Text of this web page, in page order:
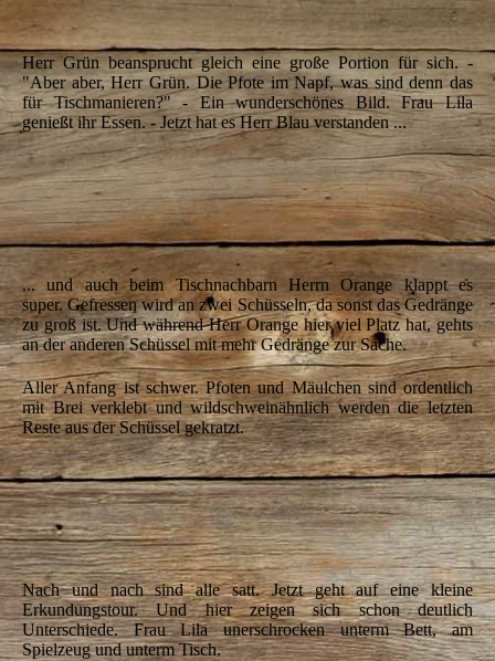
IMG_5609
Herr Grün beansprucht gleich eine große Portion für sich. -
"Aber aber, Herr Grün. Die Pfote im Napf, was sind denn das
für Tischmanieren?" -Ein wunderschönes Bild. Frau Lila
genießt ihr Essen. -Jetzt hat es Herr Blau verstanden ...
IMG_5611
IMG_5612
IMG_5616
... und auch beim Tischnachbarn Herrn Orange klappt es
super.Gefressen wird an zwei Schüsseln, da sonst das Gedränge
zu groß ist.Und während Herr Orange hier viel Platz hat, gehts
an der anderen Schüssel mit mehr Gedränge zur Sache.
Aller Anfang ist schwer. Pfoten und Mäulchen sind ordentlich
mit Brei verklebtund wildschweinähnlich werden die letzten
Reste aus der Schüssel gekratzt.
IMG_5616
IMG_5618
IMG_5631
Nach und nach sind alle satt. Jetzt geht auf eine kleine
Erkundungstour.Und hier zeigen sich schon deutlich
Unterschiede. Frau Lila unerschrockenunterm Bett, am
Spielzeug und unterm Tisch.